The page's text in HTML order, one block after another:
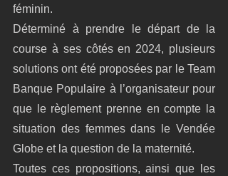
féminin.
Déterminé à prendre le départ de la
course à ses côtés en 2024, plusieurs
solutions ont été proposées par le Team
Banque Populaire à l’organisateur pour
que le règlement prenne en compte la
situation des femmes dans le Vendée
Globe et la question de la maternité.
Toutes ces propositions, ainsi que les